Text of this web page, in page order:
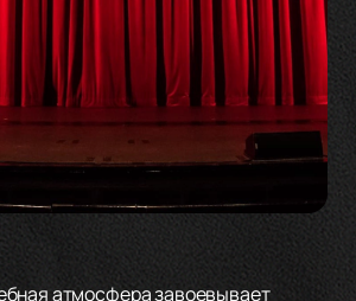
атмосфера завоевывает